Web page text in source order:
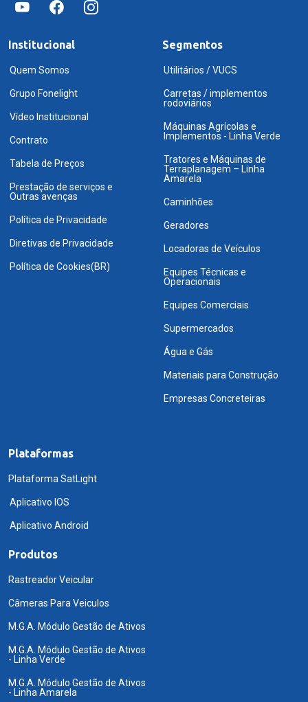
Institucional
Quem Somos
Grupo Fonelight
Vídeo Institucional
Contrato
Tabela de Preços
Prestação de serviços e
Outras avenças
Política de Privacidade
Diretivas de Privacidade
Política de Cookies(BR)
Segmentos
Utilitários / VUCS
Carretas / implementos
rodoviários
Máquinas Agrícolas e
Implementos - Linha Verde
Tratores e Máquinas de
Terraplanagem – Linha
Amarela
Caminhões
Geradores
Locadoras de Veículos
Equipes Técnicas e
Operacionais
Equipes Comerciais
Supermercados
Água e Gás
Materiais para Construção
Empresas Concreteiras
Plataformas
Plataforma SatLight
Aplicativo IOS
Aplicativo Android
Produtos
Rastreador Veicular
Câmeras Para Veiculos
M.G.A. Módulo Gestão de Ativos
M.G.A. Módulo Gestão de Ativos
- Linha Verde
M.G.A. Módulo Gestão de Ativos
- Linha Amarela